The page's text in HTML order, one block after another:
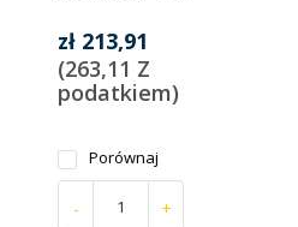
zł 213,91
(263,11 Z
podatkiem)
Porównaj
- +